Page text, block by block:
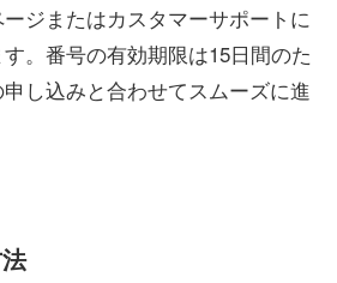
ジまたはカスタマーサポートに
。番号の有効期限は15日間のた
し込みと合わせてスムーズに進